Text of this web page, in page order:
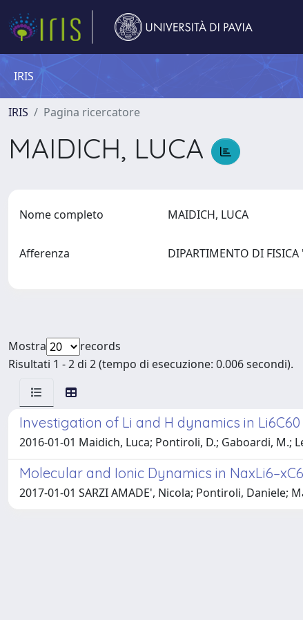
IRIS
IRIS Pagina ricercatore
MAIDICH, LUCA
Nome completo MAIDICH, LUCA
Afferenza DIPARTIMENTO DI FISICA
Mostra
records
Risultati 1 - 2 di 2 (tempo di esecuzione: 0.006 secondi).
Investigation of Li and H dynamics in Li6C60
2016-01-01 Maidich, Luca; Pontiroli, D.; Gaboardi, M.;
Molecular and Ionic Dynamics in
2017-01-01 SARZI AMADE', Nicola; Pontiroli,